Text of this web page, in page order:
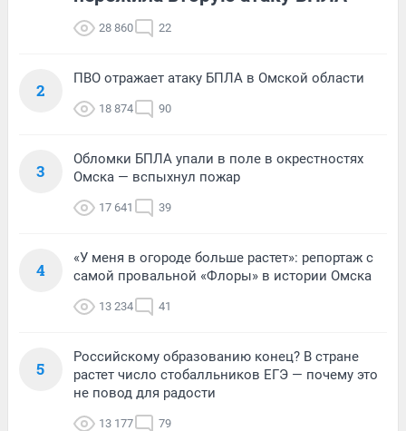
28 860 22
2
ПВО отражает атаку БПЛА в Омской области
18 874 90
3
Обломки БПЛА упали в поле в окрестностях
Омска — вспыхнул пожар
17 641 39
4
«У меня в огороде больше растет»: репортаж с
самой провальной «Флоры» в истории Омска
13 234 41
5
Российскому образованию конец? В стране
растет число стобалльников ЕГЭ — почему это
не повод для радости
13 177 79